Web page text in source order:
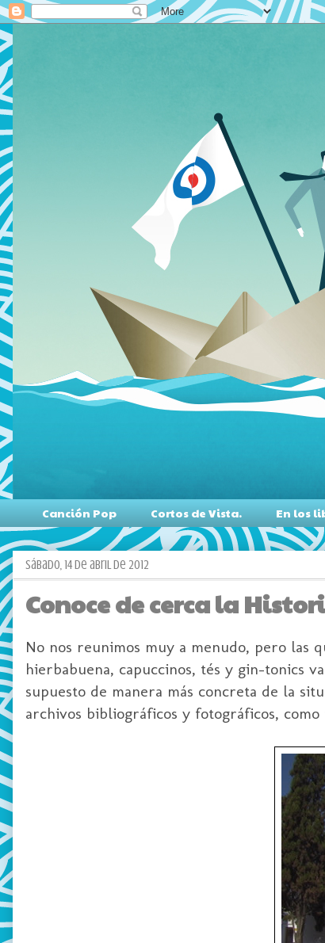
Canción Pop Cortos de Vista. En los
sábado, 14 de abril de 2012
Conoce de cerca la
No nos reunimos muy a menudo, pero las
hierbabuena, capuccinos, tés y gin-tonics
supuesto de manera más concreta de la
archivos bibliográficos y fotográficos,